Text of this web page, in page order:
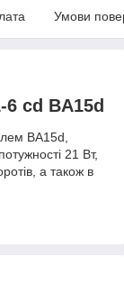
Умови
cd BA15d
BA15d,
21 Вт,
а також в